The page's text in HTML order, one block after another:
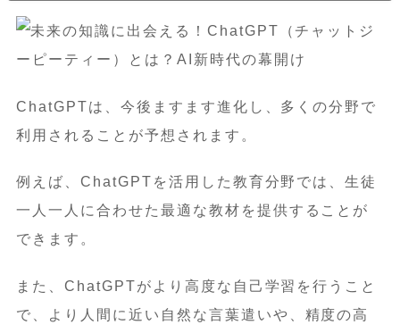
ChatGPTは、今後ますます進化し、多くの分野で
利用されることが予想されます。
例えば、ChatGPTを活用した教育分野では、生徒
一人一人に合わせた最適な教材を提供することが
できます。
また、ChatGPTがより高度な自己学習を行うこと
で、より人間に近い自然な言葉遣いや、精度の高